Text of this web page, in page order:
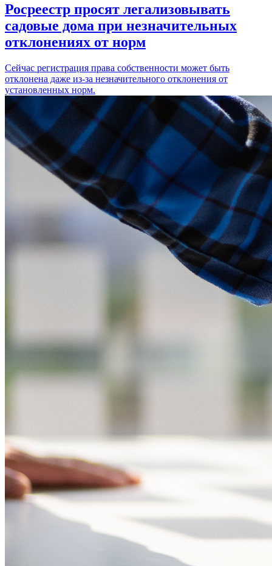
Росреестр просят легализовывать
садовые дома при незначительных
отклонениях от норм
Сейчас регистрация права собственности может быть
отклонена даже из-за незначительного отклонения от
установленных норм.